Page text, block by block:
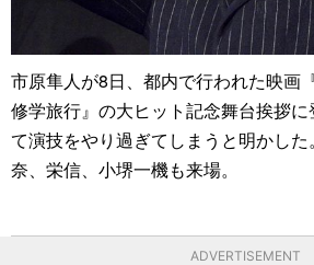
市原隼人が8日、都内で行われた映
修学旅行』の大ヒット記念舞台挨拶
て演技をやり過ぎてしまうと明かし
奈、栄信、小堺一機も来場。
ADVERTISEMENT